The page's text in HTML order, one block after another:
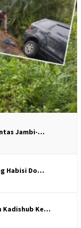
Jambi-…
Habisi Do…
Kadishub Ke…